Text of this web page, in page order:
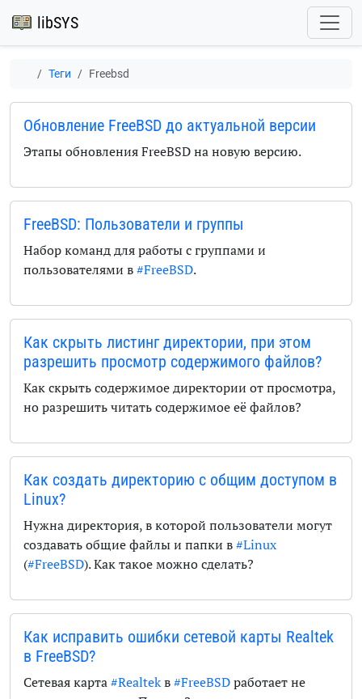
libSYS
Теги Freebsd
Обновление FreeBSD до актуальной версии
Этапы обновления FreeBSD на новую версию.
FreeBSD: Пользователи и группы
Набор команд для работы с группами и
пользователями в#FreeBSD.
Как скрыть листинг директории, при этом
разрешить просмотр содержимого файлов?
Как скрыть содержимое директории от просмотра,
но разрешить читать содержимое её файлов?
Как создать директорию с общим доступом в
Linux?
Нужна директория, в которой пользователи могут
создавать общие файлы и папки в#Linux
(#FreeBSD). Как такое можно сделать?
Как исправить ошибки сетевой карты Realtek
в FreeBSD?
Сетевая карта#Realtekв#FreeBSDработает не